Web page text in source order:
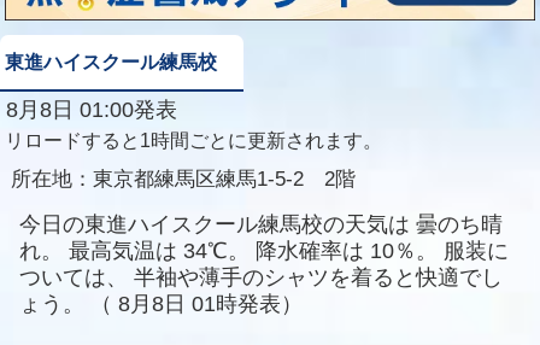
東進ハイスクール練馬校
8月8日 01:00発表
リロードすると1時間ごとに更新されます。
所在地： 東京都練馬区練馬1-5-2 2階
今日の東進ハイスクール練馬校の天気は 曇のち晴
れ。
最高気温は 34℃。 降水確率は 10％。
服装に
ついては、
半袖や薄手のシャツを着ると快適でし
ょう。
（ 8月8日 01時発表）